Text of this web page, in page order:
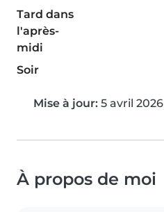
Tard dans
l'après-
midi
Soir
Mise à jour: 5 avril 2026
À propos de moi